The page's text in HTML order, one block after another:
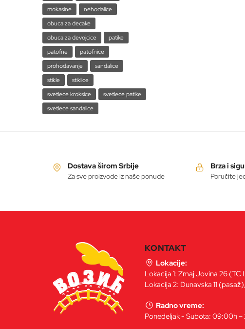
mokasine
nehodalice
obuca za decake
obuca za devojcice
patike
patofne
patofnice
prohodavanje
sandalice
stikle
stiklice
svetlece kroksice
svetlece patike
svetlece sandalice
Dostava širom Srbije
Za sve proizvode iz naše ponude
Brza i
Poručite
KONTAKT
Lokacije:
Lokacija 1: Zmaj Jovina 26 (TC
Lokacija 2: Dunavska 11
Radno vreme:
Ponedeljak - Subota: 09:00h